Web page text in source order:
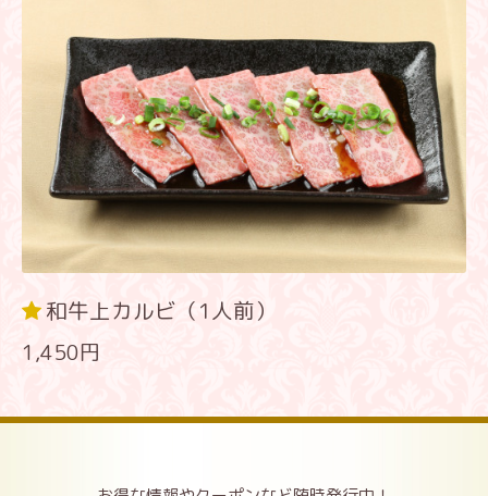
和牛上カルビ（1人前）
1,450円